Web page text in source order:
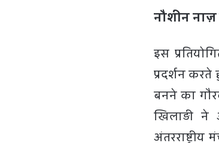
नौशीन नाज़
इस
प्रदर्शन
बनने का
खिलाड़ी